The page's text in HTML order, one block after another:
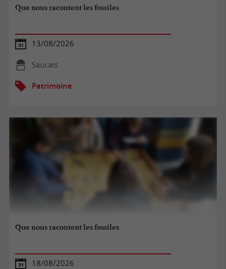
Que nous racontent les fossiles
13/08/2026
Saucats
Patrimoine
Que nous racontent les fossiles
18/08/2026